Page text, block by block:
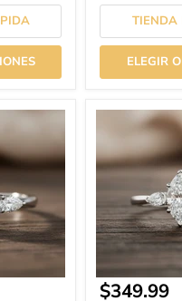
TIENDA
ELEGIR
Anillo
compromiso
de
tres
con
moissanita
talla
marquesa
Plata
de
Precio
$349.99